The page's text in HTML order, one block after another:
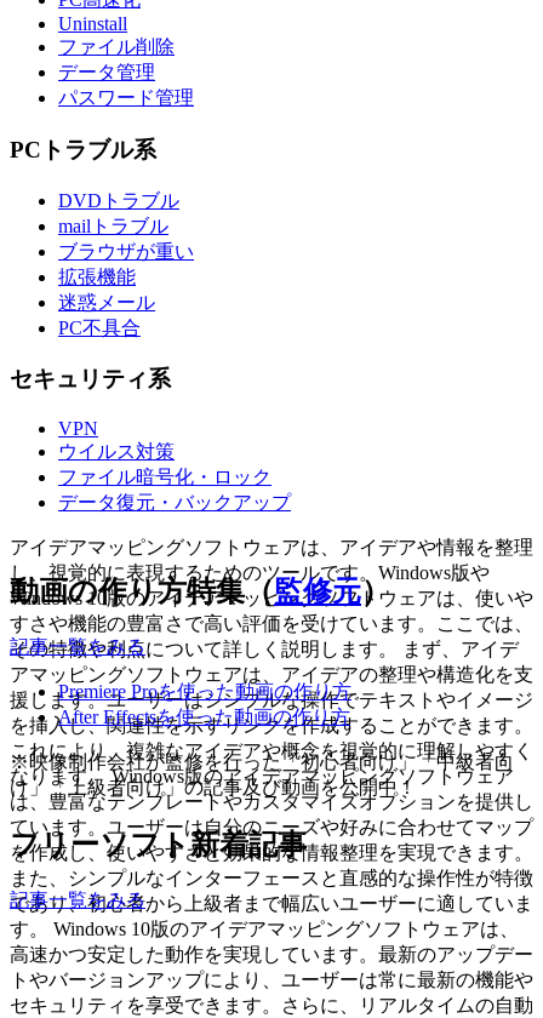
Uninstall
ファイル削除
データ管理
パスワード管理
PCトラブル系
DVDトラブル
mailトラブル
ブラウザが重い
拡張機能
迷惑メール
PC不具合
セキュリティ系
VPN
ウイルス対策
ファイル暗号化・ロック
データ復元・バックアップ
アイデアマッピングソフトウェアは、アイデアや情報を整理
し、視覚的に表現するためのツールです。Windows版や
Windows 10版のアイデアマッピングソフトウェアは、使いや
すさや機能の豊富さで高い評価を受けています。ここでは、
その特徴や利点について詳しく説明します。 まず、アイデ
アマッピングソフトウェアは、アイデアの整理や構造化を支
援します。ユーザーはシンプルな操作でテキストやイメージ
を挿入し、関連性を示すリンクを作成することができます。
これにより、複雑なアイデアや概念を視覚的に理解しやすく
なります。 Windows版のアイデアマッピングソフトウェア
は、豊富なテンプレートやカスタマイズオプションを提供し
ています。ユーザーは自分のニーズや好みに合わせてマップ
を作成し、使いやすさと効果的な情報整理を実現できます。
また、シンプルなインターフェースと直感的な操作性が特徴
であり、初心者から上級者まで幅広いユーザーに適していま
す。 Windows 10版のアイデアマッピングソフトウェアは、
高速かつ安定した動作を実現しています。最新のアップデー
トやバージョンアップにより、ユーザーは常に最新の機能や
セキュリティを享受できます。さらに、リアルタイムの自動
動画の作り方特集（監修元）
記事一覧をみる
Premiere Proを使った動画の作り方
After Effectsを使った動画の作り方
※映像制作会社が監修を行った「初心者向け」「中級者向
け」「上級者向け」の記事及び動画を公開中！
フリーソフト新着記事
記事一覧をみる